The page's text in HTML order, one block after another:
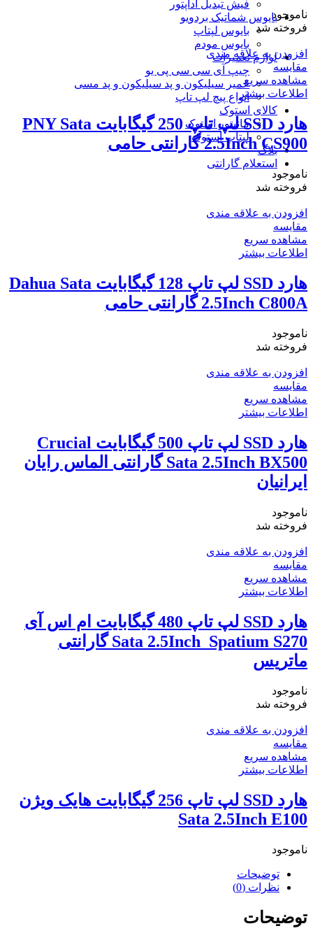
فیش تبدیل آداپتور
بایوس شماتیک بردویو
بایوس لپتاپ
بایوس مودم
لوازم تعمیرات
چیپ آی سی سی پی یو
خمیر سیلیکون و پد سیلیکون و پد مسی
انواع پیچ لپ تاپ
کالای استوک
مانیتور استوک
لپتاپ استوک
بلاگ
استعلام گارانتی
ناموجود
فروخته شد
افزودن به علاقه مندی
مقایسه
مشاهده سریع
اطلاعات بیشتر
هارد SSD لپ تاپ 250 گیگابایت PNY Sata
2.5Inch CS900 گارانتی حامی
ناموجود
فروخته شد
افزودن به علاقه مندی
مقایسه
مشاهده سریع
اطلاعات بیشتر
هارد SSD لپ تاپ 128 گیگابایت Dahua Sata
2.5Inch C800A گارانتی حامی
ناموجود
فروخته شد
افزودن به علاقه مندی
مقایسه
مشاهده سریع
اطلاعات بیشتر
هارد SSD لپ تاپ 500 گیگابایت Crucial
Sata 2.5Inch BX500 گارانتی الماس رایان
ایرانیان
ناموجود
فروخته شد
افزودن به علاقه مندی
مقایسه
مشاهده سریع
اطلاعات بیشتر
هارد SSD لپ تاپ 480 گیگابایت ام اس آی
Sata 2.5Inch_Spatium S270 گارانتی
ماتریس
ناموجود
فروخته شد
افزودن به علاقه مندی
مقایسه
مشاهده سریع
اطلاعات بیشتر
هارد SSD لپ تاپ 256 گیگابایت هایک ویژن
Sata 2.5Inch E100
ناموجود
توضیحات
نظرات (0)
توضیحات